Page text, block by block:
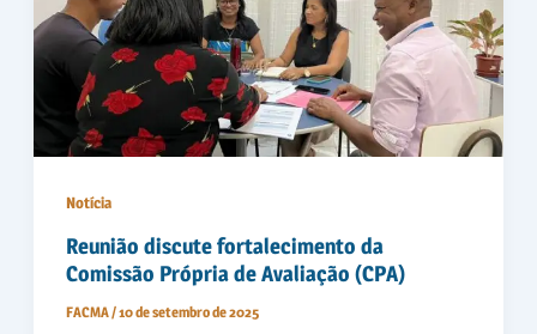
Notícia
Reunião discute fortalecimento da
Comissão Própria de Avaliação (CPA)
FACMA/10 de setembro de 2025